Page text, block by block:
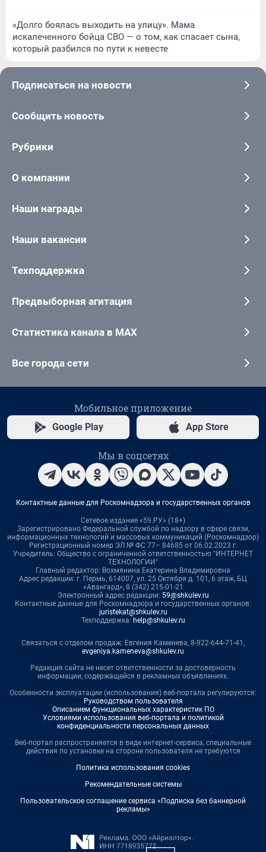
«Долго боялась выходить на улицу». Мама
искалеченного бойца СВО — о том, как спасает сына,
который разбился по пути к невесте
Подписаться на новости
Сообщить новость
Рубрики
О компании
Наши награды
Наши вакансии
Техподдержка
Предвыборная агитация
Статистика канала в MAX
Все города сети
Мобильное приложение
Google Play App Store
Мы в соцсетях
Контактные данные для Роскомнадзора и государственных органов
Сетевое издание «59.РУ» (18+)
Зарегистрировано Федеральной службой по надзору в сфере связи,
информационных технологий и массовых коммуникаций (Роскомнадзор)
Регистрационный номер ЭЛ № ФС 77– 84685 от 06.02.2023 г.
Учредитель: Общество с ограниченной ответственностью "ИНТЕРНЕТ
ТЕХНОЛОГИИ"
Главный редактор: Вохмянина Екатерина Владимировна
Адрес редакции: г. Пермь, 614007, ул. 25 Октября д. 101, 6 этаж, БЦ
«Авангард», 8 (342) 215-01-21
Электронный адрес редакции: 59@shkulev.ru
Контактные данные для Роскомнадзора и государственных органов:
juristekat@shkulev.ru
Техподдержка: help@shkulev.ru
Связаться с отделом продаж: Евгения Каменева, 8-922-644-71-41,
evgeniya.kameneva@shkulev.ru
Редакция сайта не несет ответственности за достоверность
информации, содержащейся в рекламных объявлениях.
Особенности эксплуатации (использования) веб-портала регулируются:
Руководством пользователя
Описанием функциональных характеристик ПО
Условиями использования веб-портала и политикой
конфиденциальности персональных данных
Веб-портал распространяется в виде интернет-сервиса, специальные
действия по установке на стороне пользователя не требуются
Политика использования cookies
Рекомендательные системы
Пользовательское соглашение сервиса «Подписка без баннерной
рекламы»